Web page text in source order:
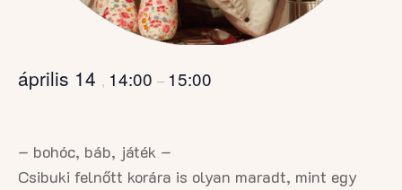
április 14 , 14:00 – 15:00
– bohóc, báb, játék –
Csibuki felnőtt korára is olyan maradt, mint egy